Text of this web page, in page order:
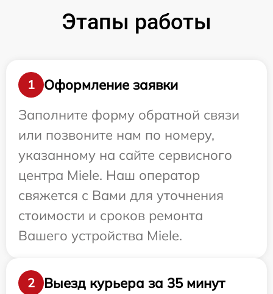
Этапы работы
1
Оформление заявки
Заполните форму обратной связи
или позвоните нам по номеру,
указанному на сайте сервисного
центра Miele. Наш оператор
свяжется с Вами для уточнения
стоимости и сроков ремонта
Вашего устройства Miele.
2
Выезд курьера за 35 минут